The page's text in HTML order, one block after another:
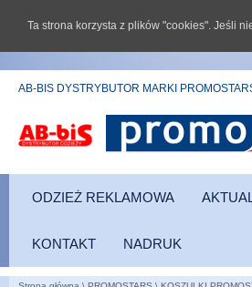
AB-BIS DYSTRYBUTOR MARKI
ODZIEŻ REKLAMOWA
KONTAKT NADRUK
Ta strona korzysta z plików "cookies". Jeśli